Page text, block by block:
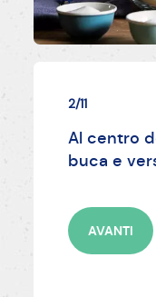
2/11
Al centro
buca e
AVANTI